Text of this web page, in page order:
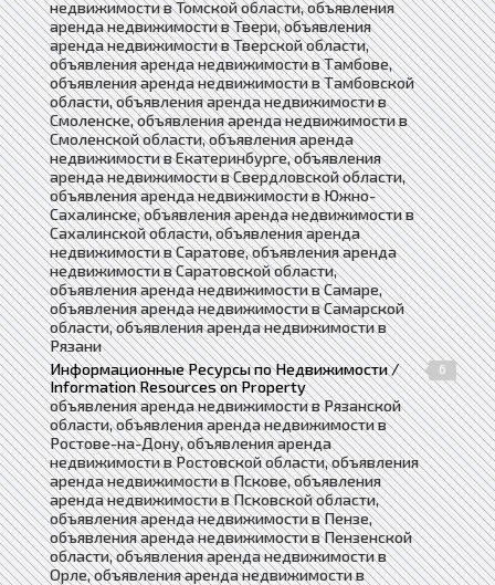
недвижимости в Томской области, объявления
аренда недвижимости в Твери, объявления
аренда недвижимости в Тверской области,
объявления аренда недвижимости в Тамбове,
объявления аренда недвижимости в Тамбовской
области, объявления аренда недвижимости в
Смоленске, объявления аренда недвижимости в
Смоленской области, объявления аренда
недвижимости в Екатеринбурге, объявления
аренда недвижимости в Свердловской области,
объявления аренда недвижимости в Южно-
Сахалинске, объявления аренда недвижимости в
Сахалинской области, объявления аренда
недвижимости в Саратове, объявления аренда
недвижимости в Саратовской области,
объявления аренда недвижимости в Самаре,
объявления аренда недвижимости в Самарской
области, объявления аренда недвижимости в
Рязани
Информационные Ресурсы по Недвижимости /
Information Resources on Property
6
объявления аренда недвижимости в Рязанской
области, объявления аренда недвижимости в
Ростове-на-Дону, объявления аренда
недвижимости в Ростовской области, объявления
аренда недвижимости в Пскове, объявления
аренда недвижимости в Псковской области,
объявления аренда недвижимости в Пензе,
объявления аренда недвижимости в Пензенской
области, объявления аренда недвижимости в
Орле, объявления аренда недвижимости в